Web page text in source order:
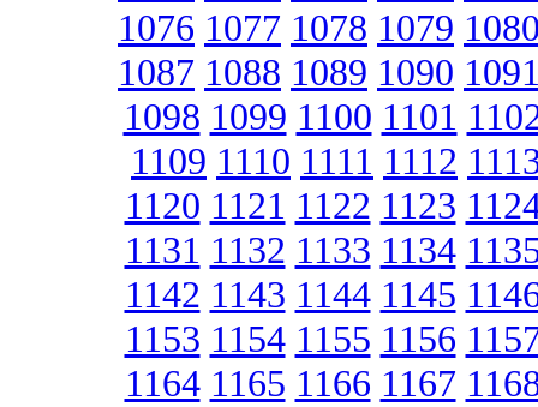
1076 1077 1078 1079
1087 1088 1089 1090
1098 1099 1100 1101
1109 1110 1111 1112
1120 1121 1122 1123
1131 1132 1133 1134
1142 1143 1144 1145
1153 1154 1155 1156
1164 1165 1166 1167